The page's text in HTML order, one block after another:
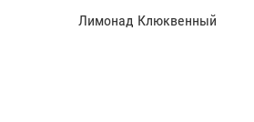
Лимонад Клюквенный